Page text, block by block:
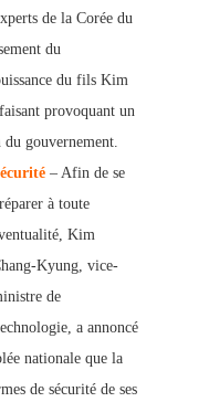
de la Corée du
du
du fils Kim
provoquant un
du gouvernement.
– Afin de se
à toute
Kim
Kyung, vice-
de
a annoncé
nationale que la
de sécurité de ses